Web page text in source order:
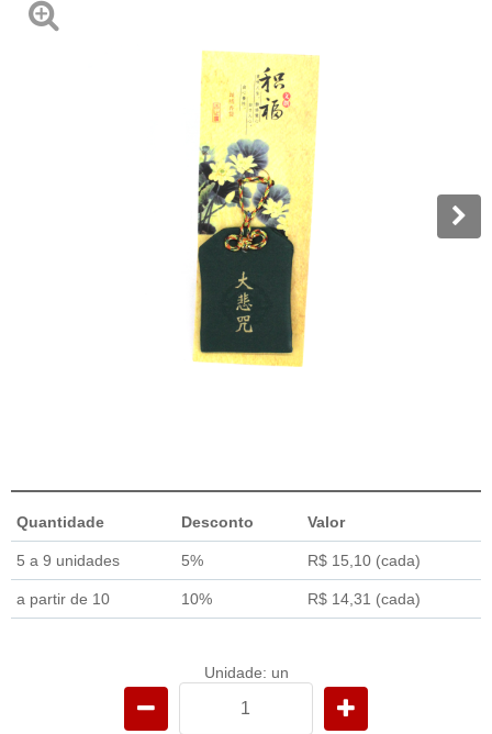
Quantidade Desconto Valor
5 a 9 unidades 5% R$ 15,10 (cada)
a partir de 10 10% R$ 14,31 (cada)
Unidade: un